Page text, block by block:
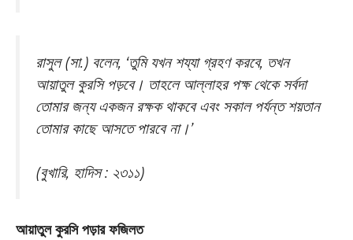
রাসুল (সা.) বলেন, ‘তুমি যখন শয্যা গ্রহণ করবে, তখন
আয়াতুল কুরসি পড়বে। তাহলে আল্লাহর পক্ষ থেকে সর্বদা
তোমার জন্য একজন রক্ষক থাকবে এবং সকাল পর্যন্ত শয়তান
তোমার কাছে আসতে পারবে না।’
(বুখারি, হাদিস : ২৩১১)
আয়াতুল কুরসি পড়ার ফজিলত